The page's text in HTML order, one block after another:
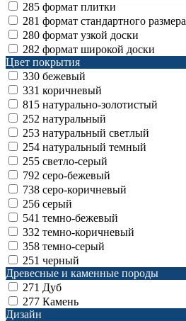
285 формат плитки
281 формат стандартного размера
280 формат узкой доски
282 формат широкой доски
Цвет покрытия
330 бежевый
331 коричневый
815 натурально-золотистый
252 натуральный
253 натуральный светлый
254 натуральный темный
255 светло-серый
792 серо-бежевый
738 серо-коричневый
256 серый
541 темно-бежевый
332 темно-коричневый
358 темно-серый
251 черный
Древесные и каменные породы
271 Дуб
277 Камень
Дизайн